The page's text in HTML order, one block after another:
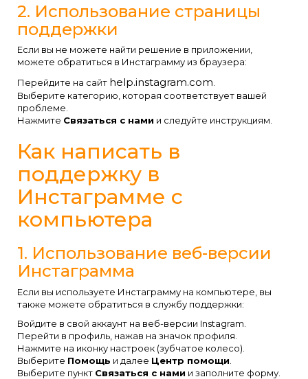
2. Использование страницы
поддержки
Если вы не можете найти решение в приложении,
можете обратиться в Инстаграмму из браузера:
Перейдите на сайт help.instagram.com.
Выберите категорию, которая соответствует вашей
проблеме.
Нажмите Связаться с нами и следуйте инструкциям.
Как написать в
поддержку в
Инстаграмме с
компьютера
1. Использование веб-версии
Инстаграмма
Если вы используете Инстаграмму на компьютере, вы
также можете обратиться в службу поддержки:
Войдите в свой аккаунт на веб-версии Instagram.
Перейти в профиль, нажав на значок профиля.
Нажмите на иконку настроек (зубчатое колесо).
Выберите Помощь и далее Центр помощи
Выберите пункт Связаться с нами и заполните форму.